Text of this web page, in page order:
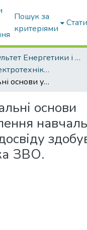
Пошук за
критеріями
Факультет Енергетики і комп'ютерних технологій
Кафедра Електротехніки і електромеханіки ім. проф. В.В. Овчарова
Концептуальні основи удосконалення навчально-творчого досвіду здобувача-енергетика ЗВО.
основи
ЗВО.